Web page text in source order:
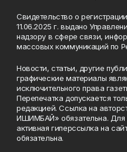
Свидетельство о
11.06.2025 г. выдано
надзору в сфере связи,
массовых коммуникаций по
Новости, статьи, другие
графические материалы
исключительного права
Перепечатка допускается
редакцией. Ссылка на
ИШИМБАЙ» обязательна. Для
активная гиперссылка на
обязательна.